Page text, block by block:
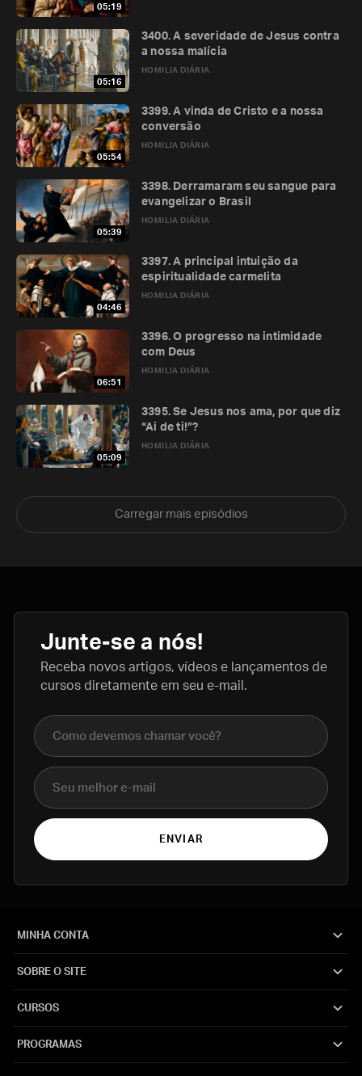
05:19
05:16
HOMILIA DIÁRIA
3400. A severidade de Jesus contra
a nossa malícia
05:54
HOMILIA DIÁRIA
3399. A vinda de Cristo e a nossa
conversão
05:39
HOMILIA DIÁRIA
3398. Derramaram seu sangue para
evangelizar o Brasil
04:46
HOMILIA DIÁRIA
3397. A principal intuição da
espiritualidade carmelita
06:51
HOMILIA DIÁRIA
3396. O progresso na intimidade
com Deus
05:09
HOMILIA DIÁRIA
3395. Se Jesus nos ama, por que diz
“Ai de ti!”?
Carregar mais episódios
Junte-se a nós!
Receba novos artigos, vídeos e lançamentos de
cursos diretamente em seu e-mail.
Nome completo
E-mail
ENVIAR
MINHA CONTA
SOBRE O SITE
CURSOS
PROGRAMAS